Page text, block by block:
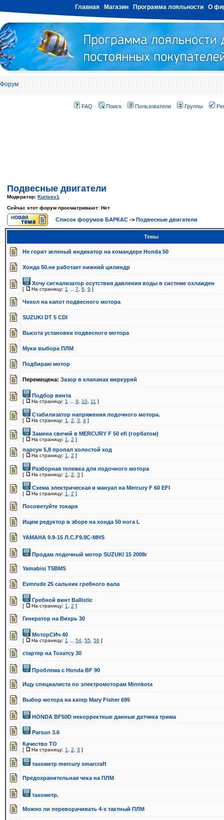
Главная Магазин Программа лояльности О
Форум
FAQ Поиск Пользователи Группы
Подвесные двигатели
Модератор: Kurtsev1
Сейчас этот форум просматривают: Нет
Список форумов БАРКАС -> Подвесные двигатели
Темы
Не горит зеленый индикатор на командере Honda 50
Хонда 50.не работает нижний цилиндр
Хочу сигнализатор осутствия давления воды в системе охлажден
[ На страницу: 1 7 8 9 ]
Чехол на капот подвесного мотора
SUZUKI DT 5 CDI
Высота установки подвесного мотора
Муки выбора ПЛМ
Подбираю мотор
Перемещена: Зазор в клапанах меркурий
Подбор винта
[ На страницу: 1 9 10 11 ]
Стабилизатор напряжения лодочного мотора.
[ На страницу: 1 2 3 4 ]
Замена свечей в MERCURY F 50 efi (горбатом)
[ На страницу: 1 2 ]
парсун 5,8 пропал холостой ход
[ На страницу: 1 2 ]
Разборная тележка для лодочного мотора
[ На страницу: 1 2 3 ]
Схема электрическая и мануал на Mercury F 60 EFI
[ На страницу: 1 2 ]
Посоветуйте токаря
Ищем редуктор в зборе на хонда 50 нога L
YAMAHA 9.9-15 Л.С.F9.9C-MHS
Продам лодочный мотор SUZUKI 15 2008г
Yamabisi T5BMS
Evinrude 25 сальник гребного вала
Гребной винт Ballistic
[ На страницу: 1 2 ]
Генератор на Вихрь 30
МоторСИч 40
[ На страницу: 1 54 55 56 ]
стартер на Тохатсу 30
Проблема с Honda BF 90
Ищу специалиста по электромоторам Minnkota
Выбор мотора на катер Mary Fisher 695
HONDA BF50D некорректные данные датчика трима
Parsun 3.6
Качество ТО
[ На страницу: 1 2 3 ]
тахометр mercury smarcraft
Предохранительная чека на ПЛМ
тахометр.
Можно ли переворачивать 4-х тактный ПЛМ